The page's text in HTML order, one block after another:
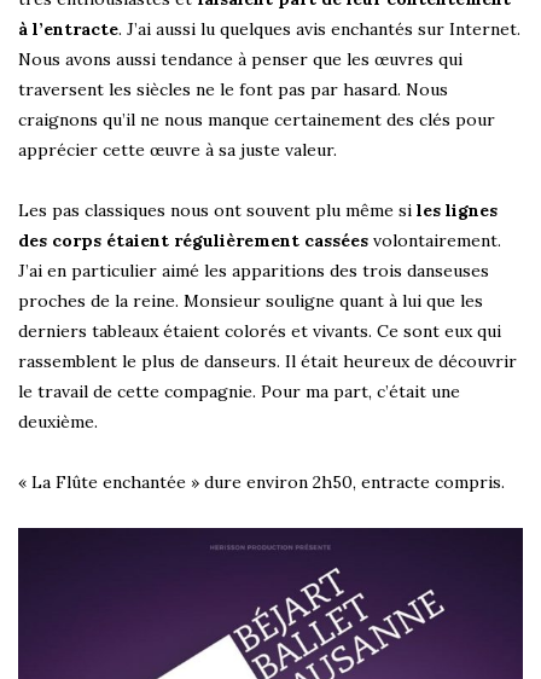
à l’entracte. J’ai aussi lu quelques avis enchantés sur Internet.
Nous avons aussi tendance à penser que les œuvres qui
traversent les siècles ne le font pas par hasard. Nous
craignons qu’il ne nous manque certainement des clés pour
apprécier cette œuvre à sa juste valeur.
Les pas classiques nous ont souvent plu même si les lignes
des corps étaient régulièrement cassées volontairement.
J’ai en particulier aimé les apparitions des trois danseuses
proches de la reine. Monsieur souligne quant à lui que les
derniers tableaux étaient colorés et vivants. Ce sont eux qui
rassemblent le plus de danseurs. Il était heureux de découvrir
le travail de cette compagnie. Pour ma part, c’était une
deuxième.
« La Flûte enchantée » dure environ 2h50, entracte compris.